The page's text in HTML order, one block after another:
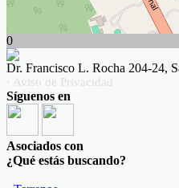
0
Dr. Francisco L. Rocha 204-24,
· Aviso de Privacidad
Síguenos en
Asociados con
¿Qué estás buscando?